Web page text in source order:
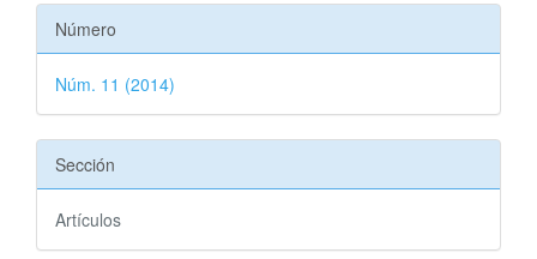
Número
Núm. 11 (2014)
Sección
Artículos